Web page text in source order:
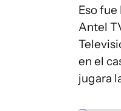
Eso
Antel
en el
jugara